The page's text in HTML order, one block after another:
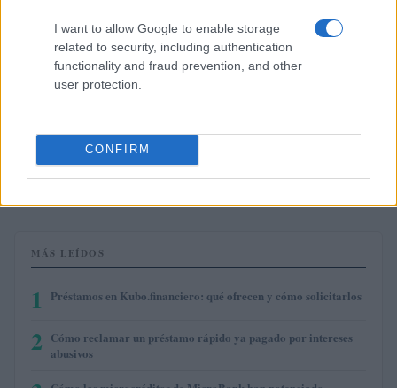
I want to allow Google to enable storage
related to security, including authentication
functionality and fraud prevention, and other
user protection.
CONFIRM
(ADA)
Avalanche
Terra Luna Classic
MÁS LEÍDOS
1 Préstamos en Kubo.financiero: qué ofrecen y cómo solicitarlos
2 Cómo reclamar un préstamo rápido ya pagado por intereses
abusivos